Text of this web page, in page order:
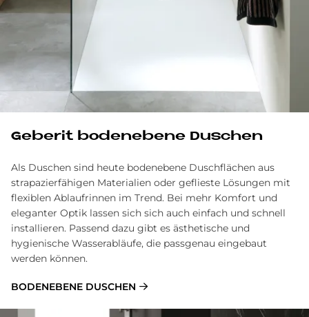
Geberit bodenebene Duschen
Als Duschen sind heute bodenebene Duschflächen aus
strapazierfähigen Materialien oder geflieste Lösungen mit
flexiblen Ablaufrinnen im Trend. Bei mehr Komfort und
eleganter Optik lassen sich sich auch einfach und schnell
installieren. Passend dazu gibt es ästhetische und
hygienische Wasserabläufe, die passgenau eingebaut
werden können.
BODENEBENE DUSCHEN